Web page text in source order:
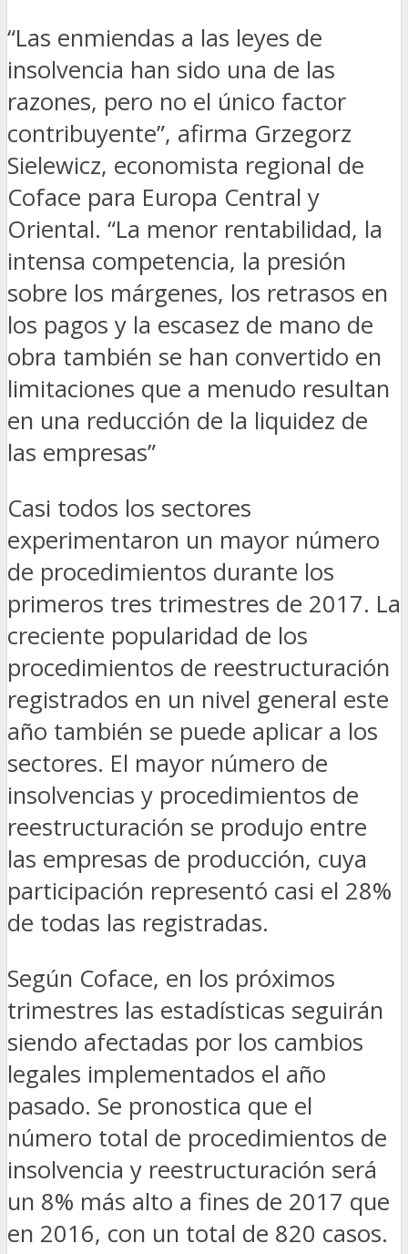
“Las enmiendas a las leyes de
insolvencia han sido una de las
razones, pero no el único factor
contribuyente”, afirma Grzegorz
Sielewicz, economista regional de
Coface para Europa Central y
Oriental. “La menor rentabilidad, la
intensa competencia, la presión
sobre los márgenes, los retrasos en
los pagos y la escasez de mano de
obra también se han convertido en
limitaciones que a menudo resultan
en una reducción de la liquidez de
las empresas”
Casi todos los sectores
experimentaron un mayor número
de procedimientos durante los
primeros tres trimestres de 2017. La
creciente popularidad de los
procedimientos de reestructuración
registrados en un nivel general este
año también se puede aplicar a los
sectores. El mayor número de
insolvencias y procedimientos de
reestructuración se produjo entre
las empresas de producción, cuya
participación representó casi el 28%
de todas las registradas.
Según Coface, en los próximos
trimestres las estadísticas seguirán
siendo afectadas por los cambios
legales implementados el año
pasado. Se pronostica que el
número total de procedimientos de
insolvencia y reestructuración será
un 8% más alto a fines de 2017 que
en 2016, con un total de 820 casos.